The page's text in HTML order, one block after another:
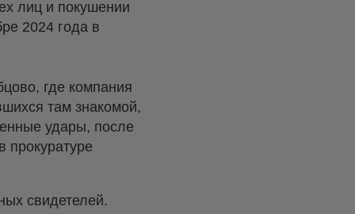
лиц и покушении
2024 года в
где компания
там знакомой,
удары, после
прокуратуре
свидетелей.